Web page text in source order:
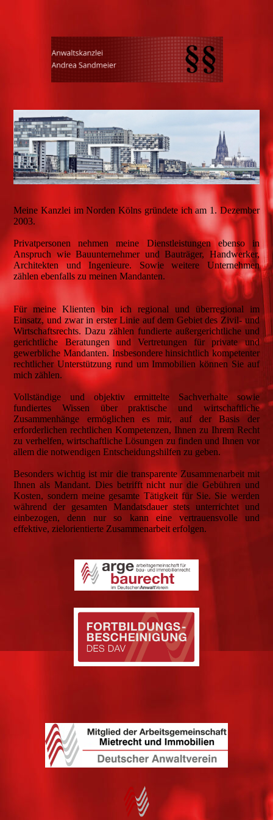
Meine Kanzlei im Norden Kölns gründete ich am 1. Dezember
2003.
Privatpersonen nehmen meine Dienstleistungen ebenso in
Anspruch wie Bauunternehmer und Bauträger, Handwerker,
Architekten und Ingenieure. Sowie weitere Unternehmen
zählen ebenfalls zu meinen Mandanten.
Für meine Klienten bin ich regional und überregional im
Einsatz, und zwar in erster Linie auf dem Gebiet des Zivil- und
Wirtschaftsrechts. Dazu zählen fundierte außergerichtliche und
gerichtliche Beratungen und Vertretungen für private und
gewerbliche Mandanten. Insbesondere hinsichtlich kompetenter
rechtlicher Unterstützung rund um Immobilien können Sie auf
mich zählen.
Vollständige und objektiv ermittelte Sachverhalte sowie
fundiertes Wissen über praktische und wirtschaftliche
Zusammenhänge ermöglichen es mir, auf der Basis der
erforderlichen rechtlichen Kompetenzen, Ihnen zu Ihrem Recht
zu verhelfen, wirtschaftliche Lösungen zu finden und Ihnen vor
allem die notwendigen Entscheidungshilfen zu geben.
Besonders wichtig ist mir die transparente Zusammenarbeit mit
Ihnen als Mandant. Dies betrifft nicht nur die Gebühren und
Kosten, sondern meine gesamte Tätigkeit für Sie. Sie werden
während der gesamten Mandatsdauer stets unterrichtet und
einbezogen, denn nur so kann eine vertrauensvolle und
effektive, zielorientierte Zusammenarbeit erfolgen.